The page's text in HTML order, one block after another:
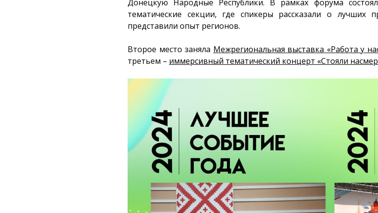
Донецкую Народные Республики. В рамках форума
тематические секции, где спикеры рассказали о лучших
представили опыт регионов.
Второе место заняла Межрегиональная выставка «Работа у
третьем – иммерсивный тематический концерт «Стояли